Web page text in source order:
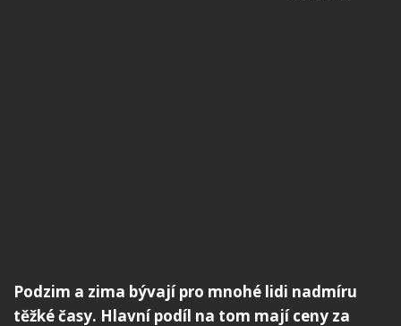
Podzim a zima bývají pro mnohé lidi nadmíru
těžké časy. Hlavní podíl na tom mají ceny za